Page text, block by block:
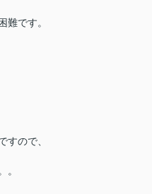
難です。
すので、
。